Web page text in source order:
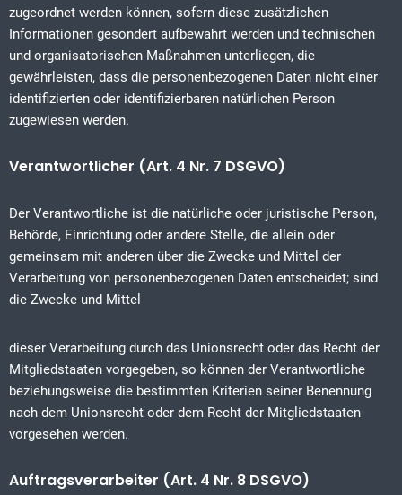
zugeordnet werden können, sofern diese zusätzlichen
Informationen gesondert aufbewahrt werden und technischen
und organisatorischen Maßnahmen unterliegen, die
gewährleisten, dass die personenbezogenen Daten nicht einer
identifizierten oder identifizierbaren natürlichen Person
zugewiesen werden.
Verantwortlicher (Art. 4 Nr. 7 DSGVO)
Der Verantwortliche ist die natürliche oder juristische Person,
Behörde, Einrichtung oder andere Stelle, die allein oder
gemeinsam mit anderen über die Zwecke und Mittel der
Verarbeitung von personenbezogenen Daten entscheidet; sind
die Zwecke und Mittel
dieser Verarbeitung durch das Unionsrecht oder das Recht der
Mitgliedstaaten vorgegeben, so können der Verantwortliche
beziehungsweise die bestimmten Kriterien seiner Benennung
nach dem Unionsrecht oder dem Recht der Mitgliedstaaten
vorgesehen werden.
Auftragsverarbeiter (Art. 4 Nr. 8 DSGVO)